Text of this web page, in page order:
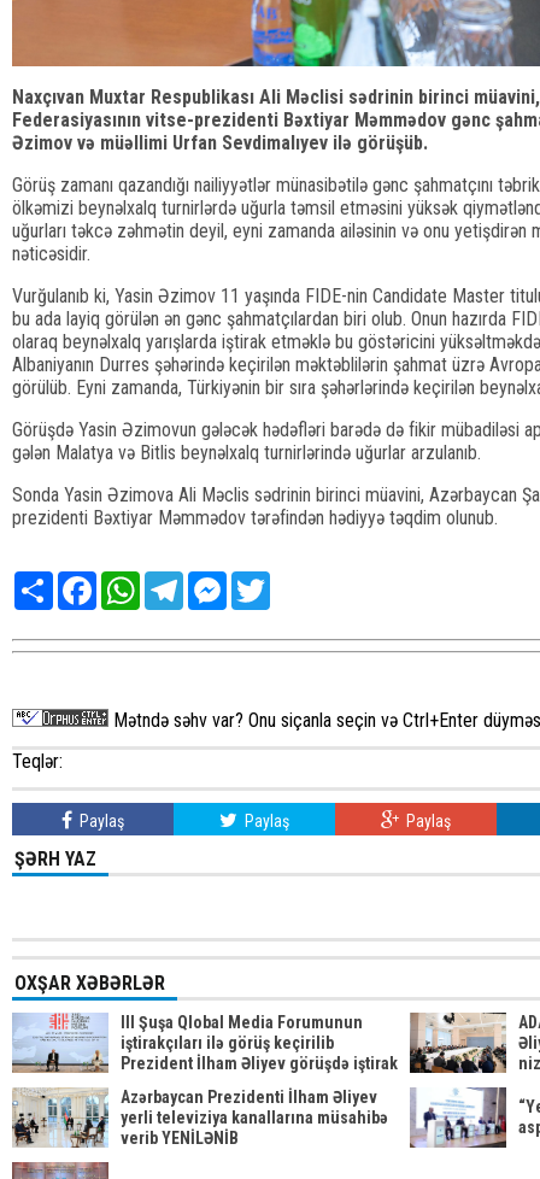
Naxçıvan Muxtar Respublikası Ali Məclisi sədrinin birinci
Federasiyasının vitse-prezidenti Bəxtiyar Məmmədov gənc
Əzimov və müəllimi Urfan Sevdimalıyev ilə görüşüb.
Görüş zamanı qazandığı nailiyyətlər münasibətilə gənc şahmatçını
ölkəmizi beynəlxalq turnirlərdə uğurla təmsil etməsini yüksək
uğurları təkcə zəhmətin deyil, eyni zamanda ailəsinin və onu yetişdirən
nəticəsidir.
Vurğulanıb ki, Yasin Əzimov 11 yaşında FIDE-nin Candidate Master
bu ada layiq görülən ən gənc şahmatçılardan biri olub. Onun hazırda
olaraq beynəlxalq yarışlarda iştirak etməklə bu göstəricini
Albaniyanın Durres şəhərində keçirilən məktəblilərin şahmat üzrə
görülüb. Eyni zamanda, Türkiyənin bir sıra şəhərlərində keçirilən
Görüşdə Yasin Əzimovun gələcək hədəfləri barədə də fikir mübadiləsi
gələn Malatya və Bitlis beynəlxalq turnirlərində uğurlar arzulanıb.
Sonda Yasin Əzimova Ali Məclis sədrinin birinci müavini, Azərbaycan
prezidenti Bəxtiyar Məmmədov tərəfindən hədiyyə təqdim olunub.
Share FacebookWhatsAppTelegramMessenger
Mətndə səhv var? Onu siçanla seçin və Ctrl+Enter
Teqlər:
Paylaş Paylaş Paylaş
ŞƏRH YAZ
OXŞAR XƏBƏRLƏR
III Şuşa Qlobal Media Forumunun
iştirakçıları ilə görüş keçirilib
Prezident İlham Əliyev görüşdə iştirak
Azərbaycan Prezidenti İlham Əliyev
yerli televiziya kanallarına müsahibə
verib YENİLƏNİB